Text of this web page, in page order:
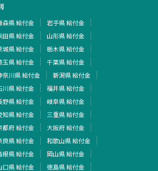
森県 給付金
岩手県 給付金
田県 給付金
山形県 給付金
城県 給付金
栃木県 給付金
玉県 給付金
千葉県 給付金
奈川県 給付金
新潟県 給付金
川県 給付金
福井県 給付金
野県 給付金
岐阜県 給付金
知県 給付金
三重県 給付金
都府 給付金
大阪府 給付金
良県 給付金
和歌山県 給付金
根県 給付金
岡山県 給付金
口県 給付金
徳島県 給付金